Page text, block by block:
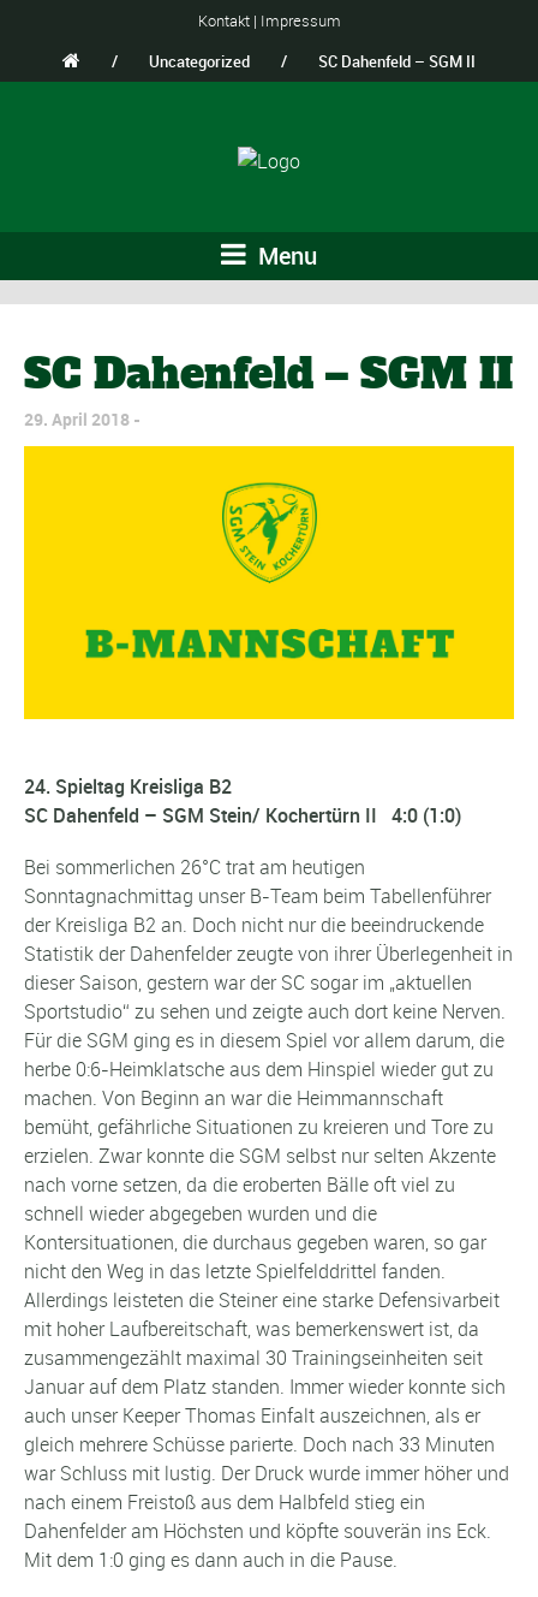
Kontakt| Impressum
/
Uncategorized / SC Dahenfeld – SGM II
Menu
SC Dahenfeld – SGM II
29. April 2018
24. Spieltag Kreisliga B2
SC Dahenfeld – SGM Stein/ Kochertürn II 4:0 (1:0)
Bei sommerlichen 26°C trat am heutigen
Sonntagnachmittag unser B-Team beim Tabellenführer
der Kreisliga B2 an. Doch nicht nur die beeindruckende
Statistik der Dahenfelder zeugte von ihrer Überlegenheit in
dieser Saison, gestern war der SC sogar im „aktuellen
Sportstudio“ zu sehen und zeigte auch dort keine Nerven.
Für die SGM ging es in diesem Spiel vor allem darum, die
herbe 0:6-Heimklatsche aus dem Hinspiel wieder gut zu
machen. Von Beginn an war die Heimmannschaft
bemüht, gefährliche Situationen zu kreieren und Tore zu
erzielen. Zwar konnte die SGM selbst nur selten Akzente
nach vorne setzen, da die eroberten Bälle oft viel zu
schnell wieder abgegeben wurden und die
Kontersituationen, die durchaus gegeben waren, so gar
nicht den Weg in das letzte Spielfelddrittel fanden.
Allerdings leisteten die Steiner eine starke Defensivarbeit
mit hoher Laufbereitschaft, was bemerkenswert ist, da
zusammengezählt maximal 30 Trainingseinheiten seit
Januar auf dem Platz standen. Immer wieder konnte sich
auch unser Keeper Thomas Einfalt auszeichnen, als er
gleich mehrere Schüsse parierte. Doch nach 33 Minuten
war Schluss mit lustig. Der Druck wurde immer höher und
nach einem Freistoß aus dem Halbfeld stieg ein
Dahenfelder am Höchsten und köpfte souverän ins Eck.
Mit dem 1:0 ging es dann auch in die Pause.